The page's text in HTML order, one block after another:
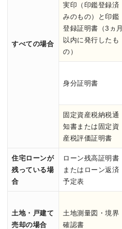
すべての場合
実印（印鑑登録済
みのもの）と印鑑
登録証明書（3ヵ月
以内に発行したも
の）
身分証明書
固定資産税納税通
知書または固定資
産税評価証明書
住宅ローンが
残っている場
合
ローン残高証明書
またはローン返済
予定表
土地・戸建て
売却の場合
土地測量図・境界
確認書